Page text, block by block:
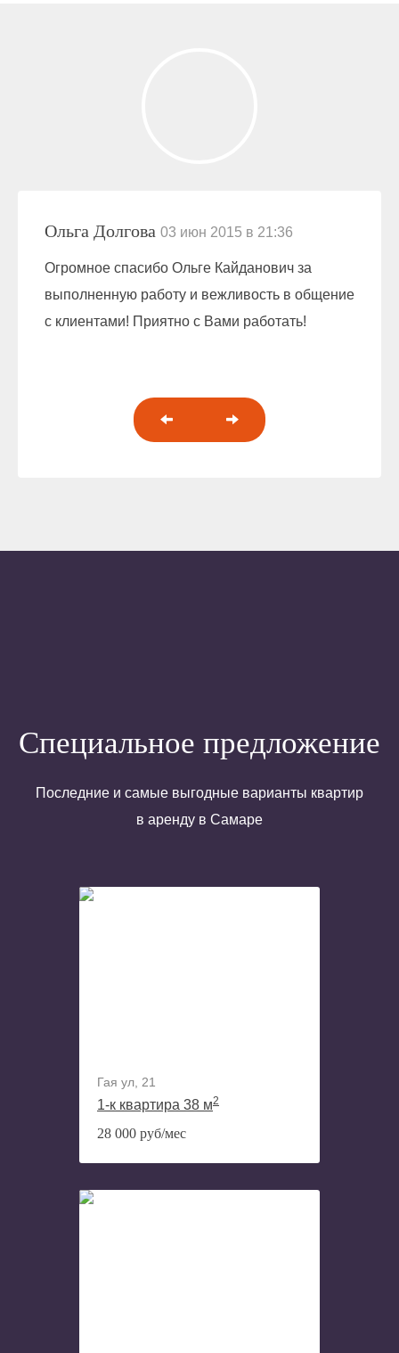
Ольга Долгова 03 июн 2015 в 21:36
Огромное спасибо Ольге Кайданович за
выполненную работу и вежливость в общение
с клиентами! Приятно с Вами работать!
Специальное предложение
Последние и самые выгодные варианты квартир
в аренду в Самаре
Гая ул, 21
1-к квартира 38 м2
28 000 руб/мес